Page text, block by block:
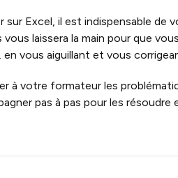
sur Excel, il est indispensable
vous laissera la main pour que
en vous aiguillant et vous
à votre formateur les
pas à pas pour les